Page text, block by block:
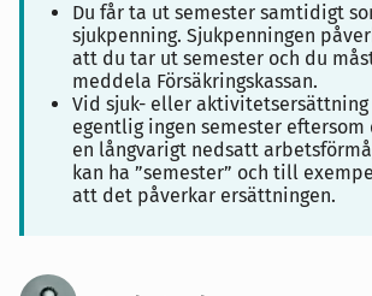
Du får ta ut semester samtidigt
sjukpenning. Sjukpenningen
att du tar ut semester och du
meddela Försäkringskassan.
Vid sjuk- eller aktivitetsersättning
egentlig ingen semester eftersom
en långvarigt nedsatt
kan ha ”semester” och till
att det påverkar ersättningen.